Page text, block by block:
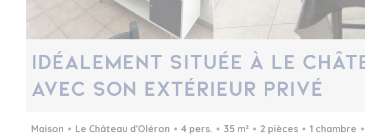
Idéalement située à Le
avec son extérieur privé
Maison Le Château d'Oléron 4 pers. 35 m² 2 pièces 1 chambre